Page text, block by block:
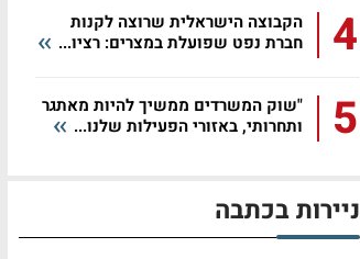
4
הקבוצה הישראלית שרוצה לקנות
חברת נפט שפועלת במצרים: רציו...
5
"שוק המשרדים ממשיך להיות מאתגר
ותחרותי, באזורי הפעילות שלנו...
ניירות בכתבה